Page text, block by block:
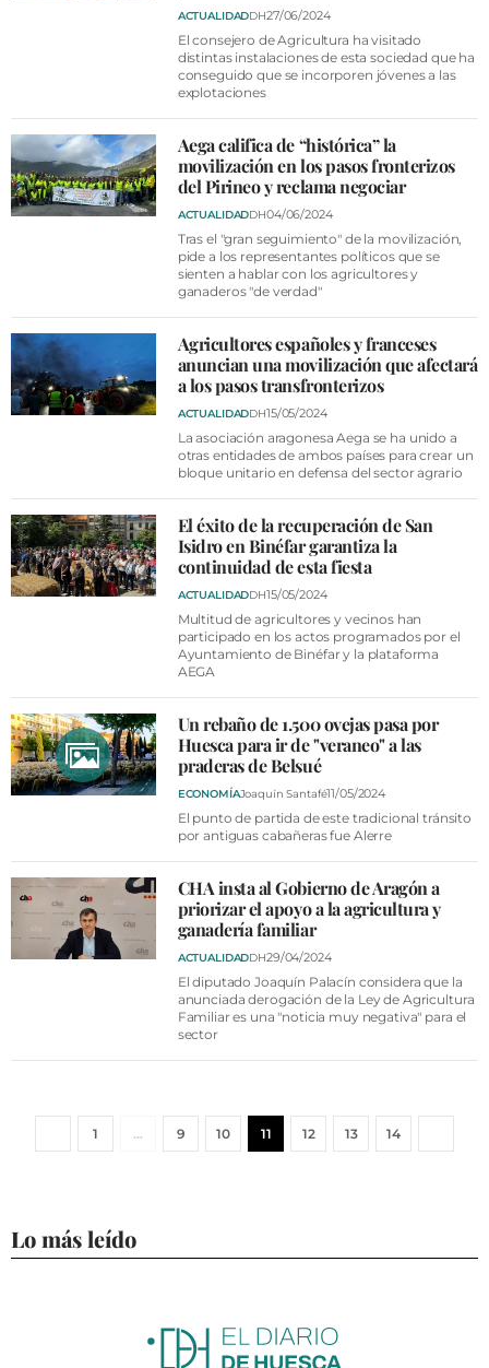
ACTUALIDADDH27/06/2024
El consejero de Agricultura ha visitado
distintas instalaciones de esta sociedad que ha
conseguido que se incorporen jóvenes a las
explotaciones
Aega califica de “histórica” la
movilización en los pasos fronterizos
del Pirineo y reclama negociar
ACTUALIDADDH04/06/2024
Tras el "gran seguimiento" de la movilización,
pide a los representantes políticos que se
sienten a hablar con los agricultores y
ganaderos "de verdad"
Agricultores españoles y franceses
anuncian una movilización que afectará
a los pasos transfronterizos
ACTUALIDADDH15/05/2024
La asociación aragonesa Aega se ha unido a
otras entidades de ambos países para crear un
bloque unitario en defensa del sector agrario
El éxito de la recuperación de San
Isidro en Binéfar garantiza la
continuidad de esta fiesta
ACTUALIDADDH15/05/2024
Multitud de agricultores y vecinos han
participado en los actos programados por el
Ayuntamiento de Binéfar y la plataforma
AEGA
Un rebaño de 1.500 ovejas pasa por
Huesca para ir de "veraneo" a las
praderas de Belsué
ECONOMÍAJoaquín Santafé11/05/2024
El punto de partida de este tradicional tránsito
por antiguas cabañeras fue Alerre
CHA insta al Gobierno de Aragón a
priorizar el apoyo a la agricultura y
ganadería familiar
ACTUALIDADDH29/04/2024
El diputado Joaquín Palacín considera que la
anunciada derogación de la Ley de Agricultura
Familiar es una "noticia muy negativa" para el
sector
1 … 9 10 11 12 13 14
Lo más leído